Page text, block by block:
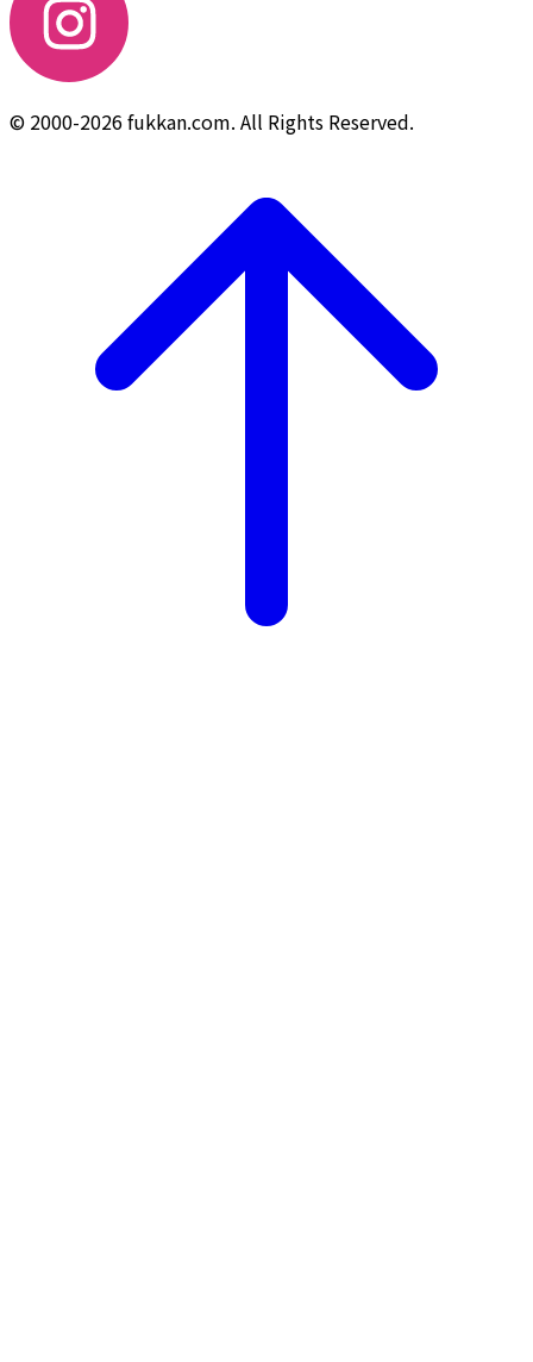
© 2000-2026 fukkan.com. All Rights Reserved.